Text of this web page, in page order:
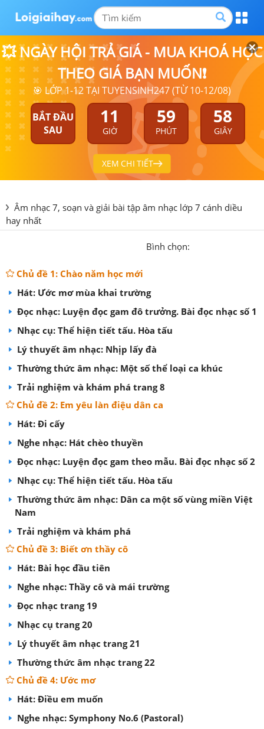
💥 NGÀY HỘI TRẢ GIÁ - MUA KHOÁ HỌC
THEO GIÁ BẠN MUỐN❗
🎯 LỚP 1-12 TẠI TUYENSINH247 (TỪ 10-12/08)
BẮT ĐẦU
SAU
11
GIỜ
59
PHÚT
57
GIÂY
XEM CHI TIẾT
Âm nhạc 7, soạn và giải bài tập âm nhạc lớp 7 cánh diều
hay nhất
Bình chọn:
Chủ đề 1: Chào năm học mới
Hát: Ước mơ mùa khai trường
Đọc nhạc: Luyện đọc gam đô trưởng. Bài đọc nhạc số 1
Nhạc cụ: Thể hiện tiết tấu. Hòa tấu
Lý thuyết âm nhạc: Nhịp lấy đà
Thường thức âm nhạc: Một số thể loại ca khúc
Trải nghiệm và khám phá trang 8
Chủ đề 2: Em yêu làn điệu dân ca
Hát: Đi cấy
Nghe nhạc: Hát chèo thuyền
Đọc nhạc: Luyện đọc gam theo mẫu. Bài đọc nhạc số 2
Nhạc cụ: Thể hiện tiết tấu. Hòa tấu
Thường thức âm nhạc: Dân ca một số vùng miền Việt
Nam
Trải nghiệm và khám phá
Chủ đề 3: Biết ơn thầy cô
Hát: Bài học đầu tiên
Nghe nhạc: Thầy cô và mái trường
Đọc nhạc trang 19
Nhạc cụ trang 20
Lý thuyết âm nhạc trang 21
Thường thức âm nhạc trang 22
Chủ đề 4: Ước mơ
Hát: Điều em muốn
Nghe nhạc: Symphony No.6 (Pastoral)